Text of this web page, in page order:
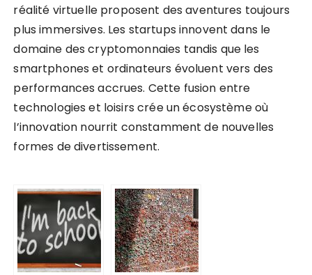
réalité virtuelle proposent des aventures toujours
plus immersives. Les startups innovent dans le
domaine des cryptomonnaies tandis que les
smartphones et ordinateurs évoluent vers des
performances accrues. Cette fusion entre
technologies et loisirs crée un écosystème où
l’innovation nourrit constamment de nouvelles
formes de divertissement.